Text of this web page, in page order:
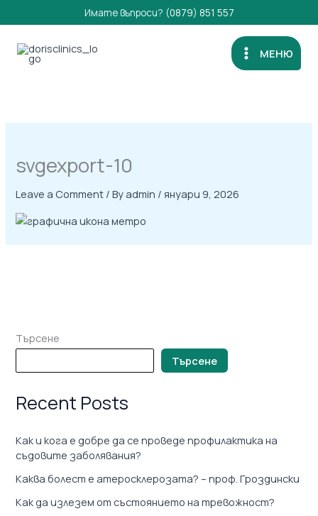
to
content
Имате въпроси? (0879) 851 557
МЕНЮ
svgexport-10
Leave a Comment / By admin / януари 9, 2026
Търсене
Търсене
Recent Posts
Как и кога е добре да се проведе профилактика на
съдовите заболявания?
Каква болест е атеросклерозата? – проф. Гроздински
Как да излезем от състоянието на тревожност?